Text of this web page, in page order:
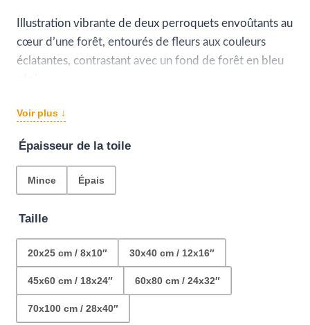
prix :
€29.99
Illustration vibrante de deux perroquets envoûtants au
cœur d’une forêt, entourés de fleurs aux couleurs
éclatantes, contrastant avec un fond de forêt en bleu
son effet sur un mur clair.
Voir plus ↓
Épaisseur de la toile
Mince Épais
Taille
20x25 cm / 8x10″ 30x40 cm / 12x16″
45x60 cm / 18x24″ 60x80 cm / 24x32″
70x100 cm / 28x40″